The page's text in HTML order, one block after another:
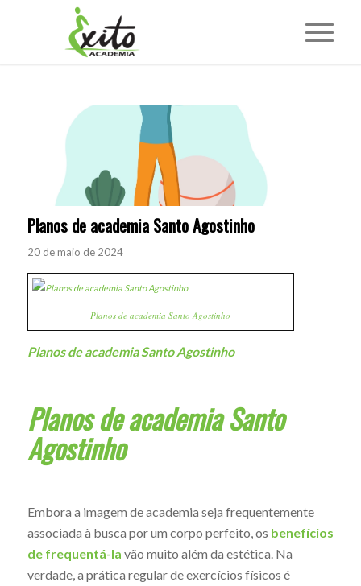
Planos de academia Santo Agostinho
20 de maio de 2024
Planos de academia Santo Agostinho
Planos de academia Santo Agostinho
Planos de academia Santo
Agostinho
Embora a imagem de academia seja frequentemente
associada à busca por um corpo perfeito, os benefícios
de frequentá-la vão muito além da estética. Na
verdade, a prática regular de exercícios físicos é